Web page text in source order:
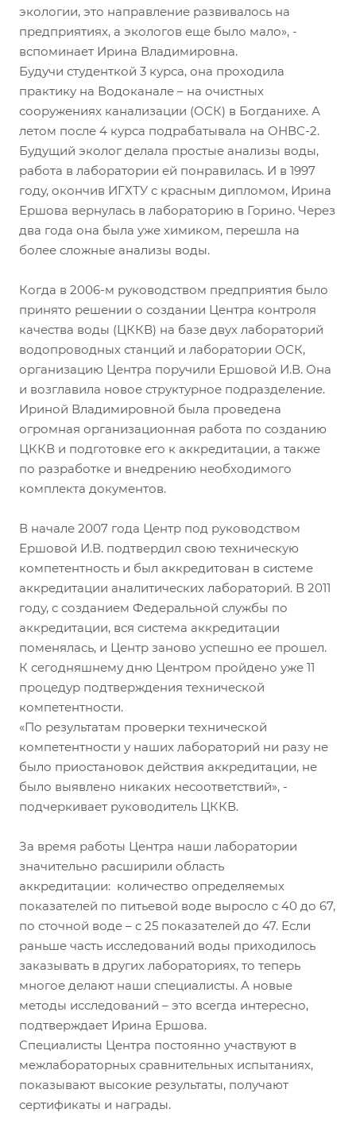
экологии, это направление развивалось на
предприятиях, а экологов еще было мало», -
вспоминает Ирина Владимировна.
Будучи студенткой 3 курса, она проходила
практику на Водоканале – на очистных
сооружениях канализации (ОСК) в Богданихе. А
летом после 4 курса подрабатывала на ОНВС-2.
Будущий эколог делала простые анализы воды,
работа в лаборатории ей понравилась. И в 1997
году, окончив ИГХТУ с красным дипломом, Ирина
Ершова вернулась в лабораторию в Горино. Через
два года она была уже химиком, перешла на
более сложные анализы воды.
Когда в 2006-м руководством предприятия было
принято решении о создании Центра контроля
качества воды (ЦККВ) на базе двух лабораторий
водопроводных станций и лаборатории ОСК,
организацию Центра поручили Ершовой И.В. Она
и возглавила новое структурное подразделение.
Ириной Владимировной была проведена
огромная организационная работа по созданию
ЦККВ и подготовке его к аккредитации, а также
по разработке и внедрению необходимого
комплекта документов.
В начале 2007 года Центр под руководством
Ершовой И.В. подтвердил свою техническую
компетентность и был аккредитован в системе
аккредитации аналитических лабораторий. В 2011
году, с созданием Федеральной службы по
аккредитации, вся система аккредитации
поменялась, и Центр заново успешно ее прошел.
К сегодняшнему дню Центром пройдено уже 11
процедур подтверждения технической
компетентности.
«По результатам проверки технической
компетентности у наших лабораторий ни разу не
было приостановок действия аккредитации, не
было выявлено никаких несоответствий», -
подчеркивает руководитель ЦККВ.
За время работы Центра наши лаборатории
значительно расширили область
аккредитации: количество определяемых
показателей по питьевой воде выросло с 40 до 67,
по сточной воде – с 25 показателей до 47. Если
раньше часть исследований воды приходилось
заказывать в других лабораториях, то теперь
многое делают наши специалисты. А новые
методы исследований – это всегда интересно,
подтверждает Ирина Ершова.
Специалисты Центра постоянно участвуют в
межлабораторных сравнительных испытаниях,
показывают высокие результаты, получают
сертификаты и награды.